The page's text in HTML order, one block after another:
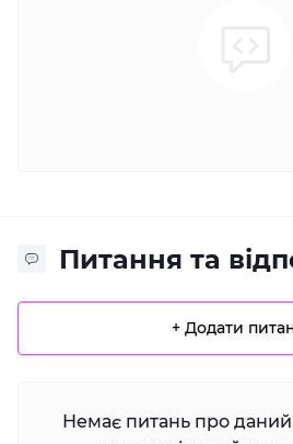
Питання та
+ Додати
Немає питань про даний